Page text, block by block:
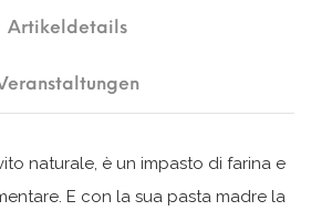
Artikeldetails
naturale, è un impasto di farina e
E con la sua pasta madre la